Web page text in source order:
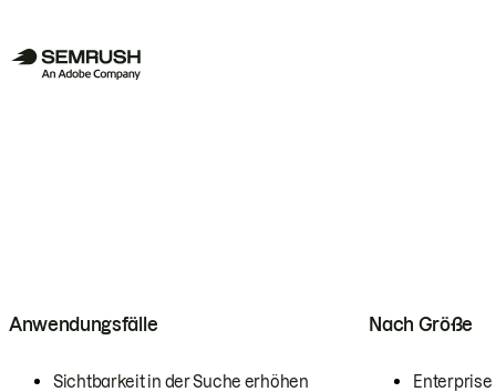
Anwendungsfälle
Sichtbarkeit in der Suche erhöhen
Nach Größe
Enterprise